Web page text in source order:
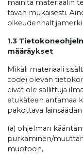
mainita materiaalin
tavan mukaisesti.
1.3
määräykset
Mikäli materiaali
code) olevan
eivät ole sallittuja
etukäteen antamaa
pakottava
(a) ohjelman
purkaminen/
muotoon,